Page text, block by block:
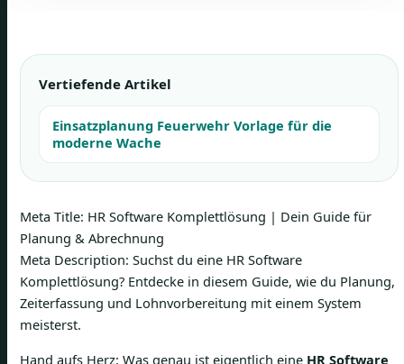
Vertiefende Artikel
Einsatzplanung Feuerwehr Vorlage für die
moderne Wache
Meta Title: HR Software Komplettlösung | Dein Guide für
Planung & Abrechnung
Meta Description: Suchst du eine HR Software
Komplettlösung? Entdecke in diesem Guide, wie du Planung,
Zeiterfassung und Lohnvorbereitung mit einem System
meisterst.
Hand aufs Herz: Was genau ist eigentlich eine HR Software